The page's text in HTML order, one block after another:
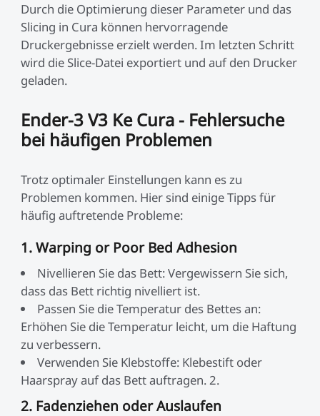
Durch die Optimierung dieser Parameter und das
Slicing in Cura können hervorragende
Druckergebnisse erzielt werden. Im letzten Schritt
wird die Slice-Datei exportiert und auf den Drucker
geladen.
Ender-3 V3 Ke Cura - Fehlersuche
bei häufigen Problemen
Trotz optimaler Einstellungen kann es zu
Problemen kommen. Hier sind einige Tipps für
häufig auftretende Probleme:
1. Warping or Poor Bed Adhesion
Nivellieren Sie das Bett: Vergewissern Sie sich,
dass das Bett richtig nivelliert ist.
Passen Sie die Temperatur des Bettes an:
Erhöhen Sie die Temperatur leicht, um die Haftung
zu verbessern.
Verwenden Sie Klebstoffe: Klebestift oder
Haarspray auf das Bett auftragen. 2.
2. Fadenziehen oder Auslaufen